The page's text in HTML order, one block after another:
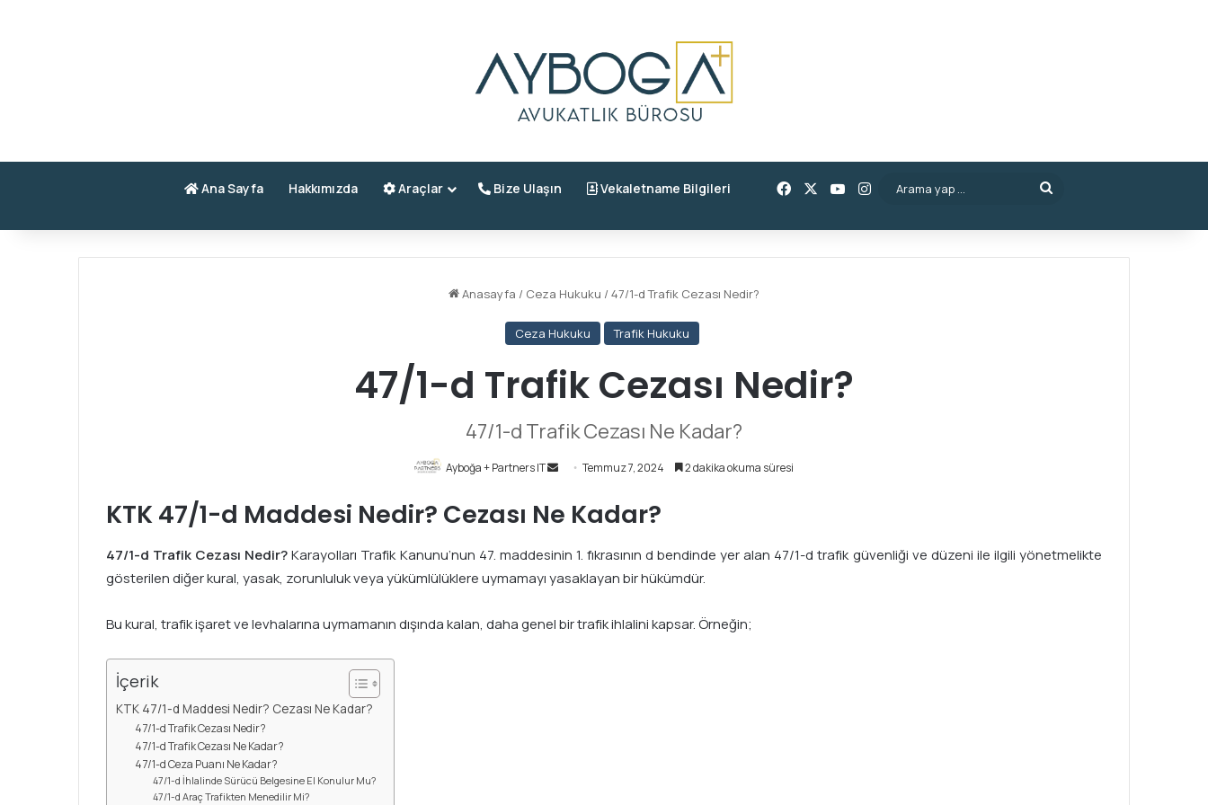
Ana Sayfa Hakkımızda Araçlar Bize Ulaşın Vekaletname Bilgileri FacebookYouTube
Instagram
Arama
...
Anasayfa / Ceza Hukuku / 47/1-d Trafik Cezası Nedir?
Ceza Hukuku Trafik Hukuku
47/1-d Trafik Cezası Nedir?
47/1-d Trafik Cezası Ne Kadar?
Ayboğa + Partners IT
r
-
p
s
Temmuz 7, 2024 2 dakika okuma süresi
KTK 47/1-d Maddesi Nedir? Cezası Ne Kadar?
47/1-d Trafik Cezası Nedir?Karayolları Trafik Kanunu’nun 47. maddesinin 1. fıkrasının d bendinde yer alan 47/1-d trafik güvenliği ve düzeni ile ilgili yönetmelikte
gösterilen diğer kural, yasak, zorunluluk veya yükümlülüklere uymamayı yasaklayan bir hükümdür.
Bu kural, trafik işaret ve levhalarına uymamanın dışında kalan, daha genel bir trafik ihlalini kapsar. Örneğin;
İçerik
KTK 47/1-d Maddesi Nedir? Cezası Ne Kadar?
47/1-d Trafik Cezası Nedir?
47/1-d Trafik Cezası Ne Kadar?
47/1-d Ceza Puanı Ne Kadar?
47/1-d İhlalinde Sürücü Belgesine El Konulur Mu?
47/1-d Araç Trafikten Menedilir Mi?